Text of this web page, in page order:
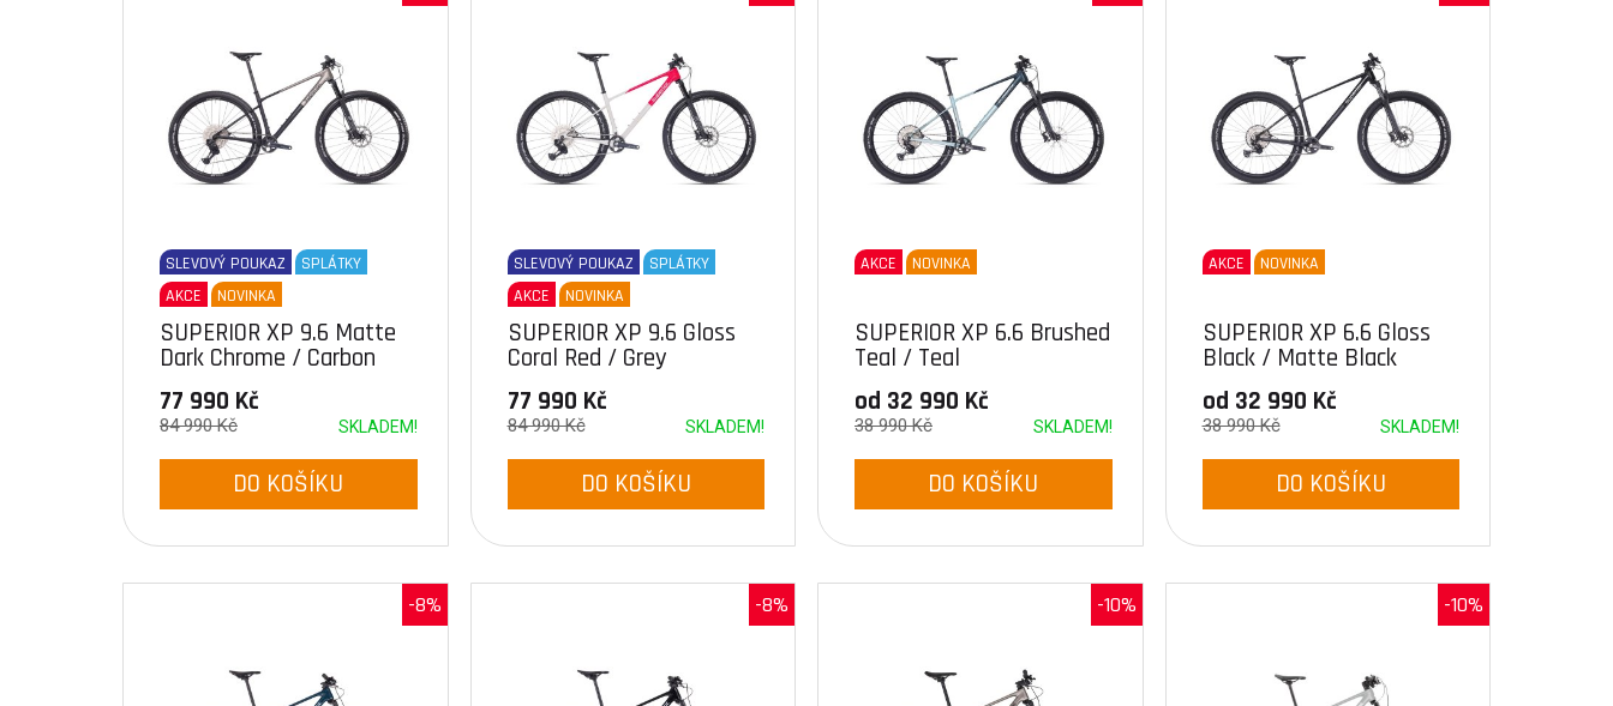
SLEVOVÝ POUKAZ
SPLÁTKY
AKCE
NOVINKA
SUPERIOR XP 9.6 Matte
Dark Chrome / Carbon
77 990 Kč
SKLADEM!
84 990 Kč
DO KOŠÍKU
SLEVOVÝ POUKAZ
SPLÁTKY
AKCE
NOVINKA
SUPERIOR XP 9.6 Gloss
Coral Red / Grey
77 990 Kč
SKLADEM!
84 990 Kč
DO KOŠÍKU
AKCE NOVINKA
SUPERIOR XP 6.6 Brushed
Teal / Teal
od 32 990 Kč
SKLADEM!
38 990 Kč
DO KOŠÍKU
AKCE NOVINKA
SUPERIOR XP 6.6 Gloss
Black / Matte Black
od 32 990 Kč
SKLADEM!
38 990 Kč
DO KOŠÍKU
-8% -8% -10% -10%